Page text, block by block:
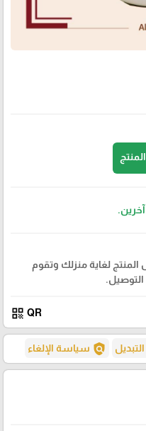
لغاية منزلك وتقوم
QR
qr_code
policy سياسة الإلغاء